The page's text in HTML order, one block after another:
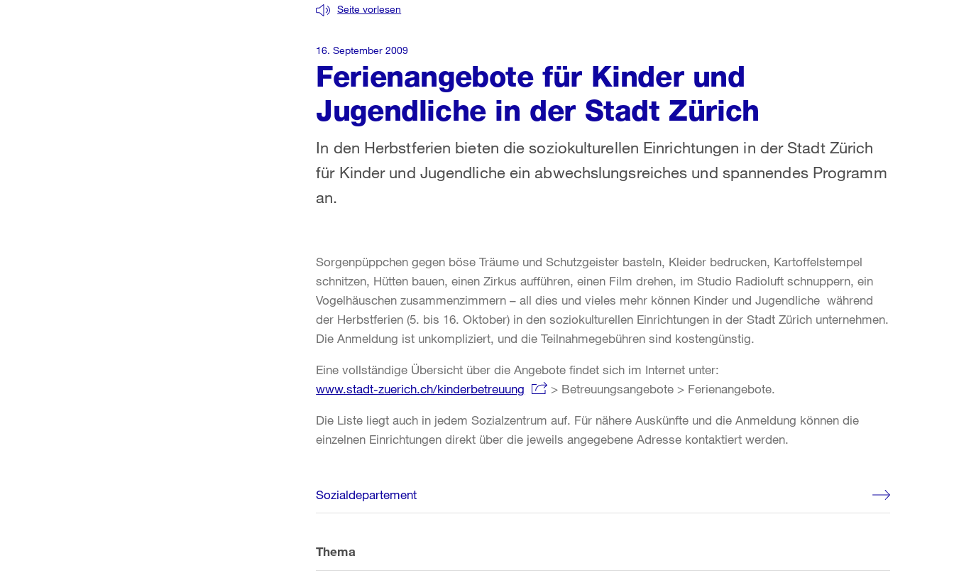
Ferienangebote für Kinder und
Jugendliche in der Stadt Zürich
Seite vorlesen
In den Herbstferien bieten die soziokulturellen Einrichtungen in der Stadt Zürich
für Kinder und Jugendliche ein abwechslungsreiches und spannendes Programm
an.
16. September 2009
Sorgenpüppchen gegen böse Träume und Schutzgeister basteln, Kleider bedrucken, Kartoffelstempel
schnitzen, Hütten bauen, einen Zirkus aufführen, einen Film drehen, im Studio Radioluft schnuppern, ein
Vogelhäuschen zusammenzimmern – all dies und vieles mehr können Kinder und Jugendliche während
der Herbstferien (5. bis 16. Oktober) in den soziokulturellen Einrichtungen in der Stadt Zürich unternehmen.
Die Anmeldung ist unkompliziert, und die Teilnahmegebühren sind kostengünstig.
Eine vollständige Übersicht über die Angebote findet sich im Internet unter:
www.stadt-zuerich.ch/kinderbetreuung
> Betreuungsangebote > Ferienangebote.
Die Liste liegt auch in jedem Sozialzentrum auf. Für nähere Auskünfte und die Anmeldung können die
einzelnen Einrichtungen direkt über die jeweils angegebene Adresse kontaktiert werden.
Weitere
Informationen
Sozialdepartement
Thema